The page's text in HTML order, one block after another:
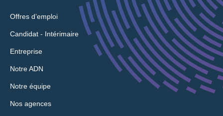
Offres d’emploi
Candidat - Intérimaire
Entreprise
Notre ADN
Notre équipe
Nos agences